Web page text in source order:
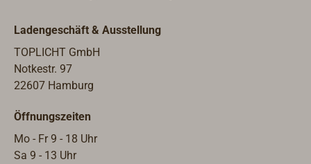
Ladengeschäft & Ausstellung
TOPLICHT GmbH
Notkestr. 97
22607 Hamburg
Öffnungszeiten
Mo - Fr 9 - 18 Uhr
Sa 9 - 13 Uhr